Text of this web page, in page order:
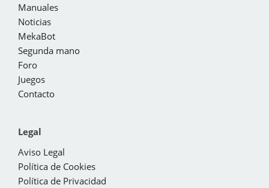
Manuales
Noticias
MekaBot
Segunda mano
Foro
Juegos
Contacto
Legal
Aviso Legal
Política de Cookies
Política de Privacidad